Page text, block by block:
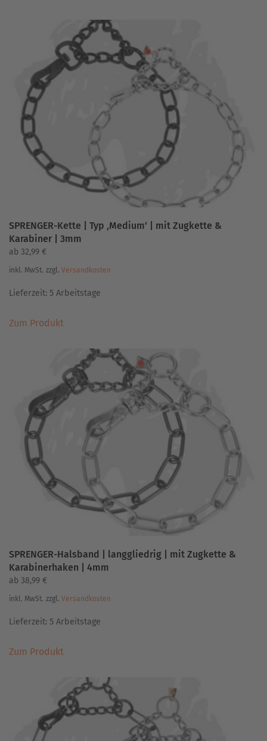
mehrere
Varianten
auf.
Die
Produktseite
gewählt
werden
SPRENGER-Kette | Typ ‚Medium‘ | mit Zugkette &
Karabiner | 3mm
ab 32,99 €
inkl. MwSt. zzgl. Versandkosten
Lieferzeit: 5 Arbeitstage
Zum ProduktProdukt
mehrere
Varianten
auf.
Die
können
gewählt
werden
SPRENGER-Halsband | langgliedrig | mit Zugkette &
Karabinerhaken | 4mm
ab 38,99 €
inkl. MwSt. zzgl. Versandkosten
Lieferzeit: 5 Arbeitstage
Zum ProduktProdukt
mehrere
Varianten
auf.